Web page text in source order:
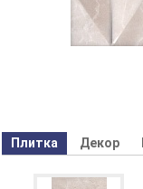
Плитка Декор